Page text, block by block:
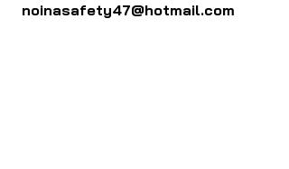
noinasafety47@hotmail.com